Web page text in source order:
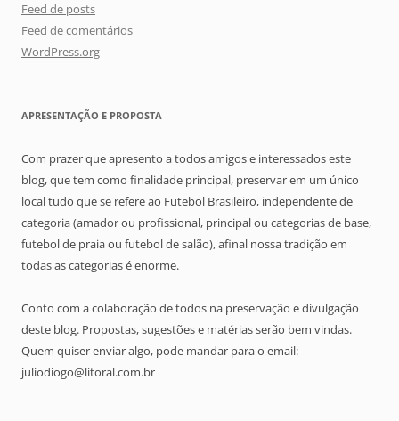
Feed de posts
Feed de comentários
WordPress.org
APRESENTAÇÃO E PROPOSTA
Com prazer que apresento a todos amigos e interessados este
blog, que tem como finalidade principal, preservar em um único
local tudo que se refere ao Futebol Brasileiro, independente de
categoria (amador ou profissional, principal ou categorias de base,
futebol de praia ou futebol de salão), afinal nossa tradição em
todas as categorias é enorme.
Conto com a colaboração de todos na preservação e divulgação
deste blog. Propostas, sugestões e matérias serão bem vindas.
Quem quiser enviar algo, pode mandar para o email:
juliodiogo@litoral.com.br